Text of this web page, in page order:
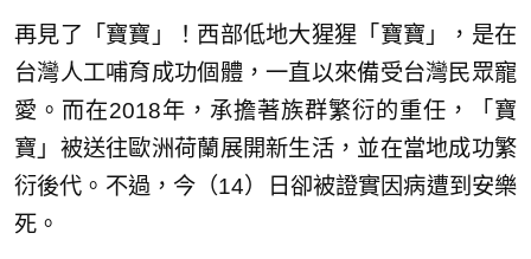
再見了「寶寶」！西部低地大猩猩「寶寶」，是在
台灣人工哺育成功個體，一直以來備受台灣民眾寵
愛。而在2018年，承擔著族群繁衍的重任，「寶
寶」被送往歐洲荷蘭展開新生活，並在當地成功繁
衍後代。不過，今（14）日卻被證實因病遭到安樂
死。